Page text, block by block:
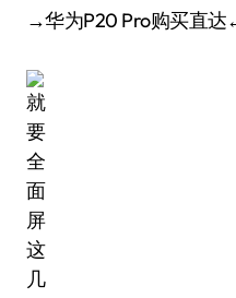
→华为P20 Pro购买直达